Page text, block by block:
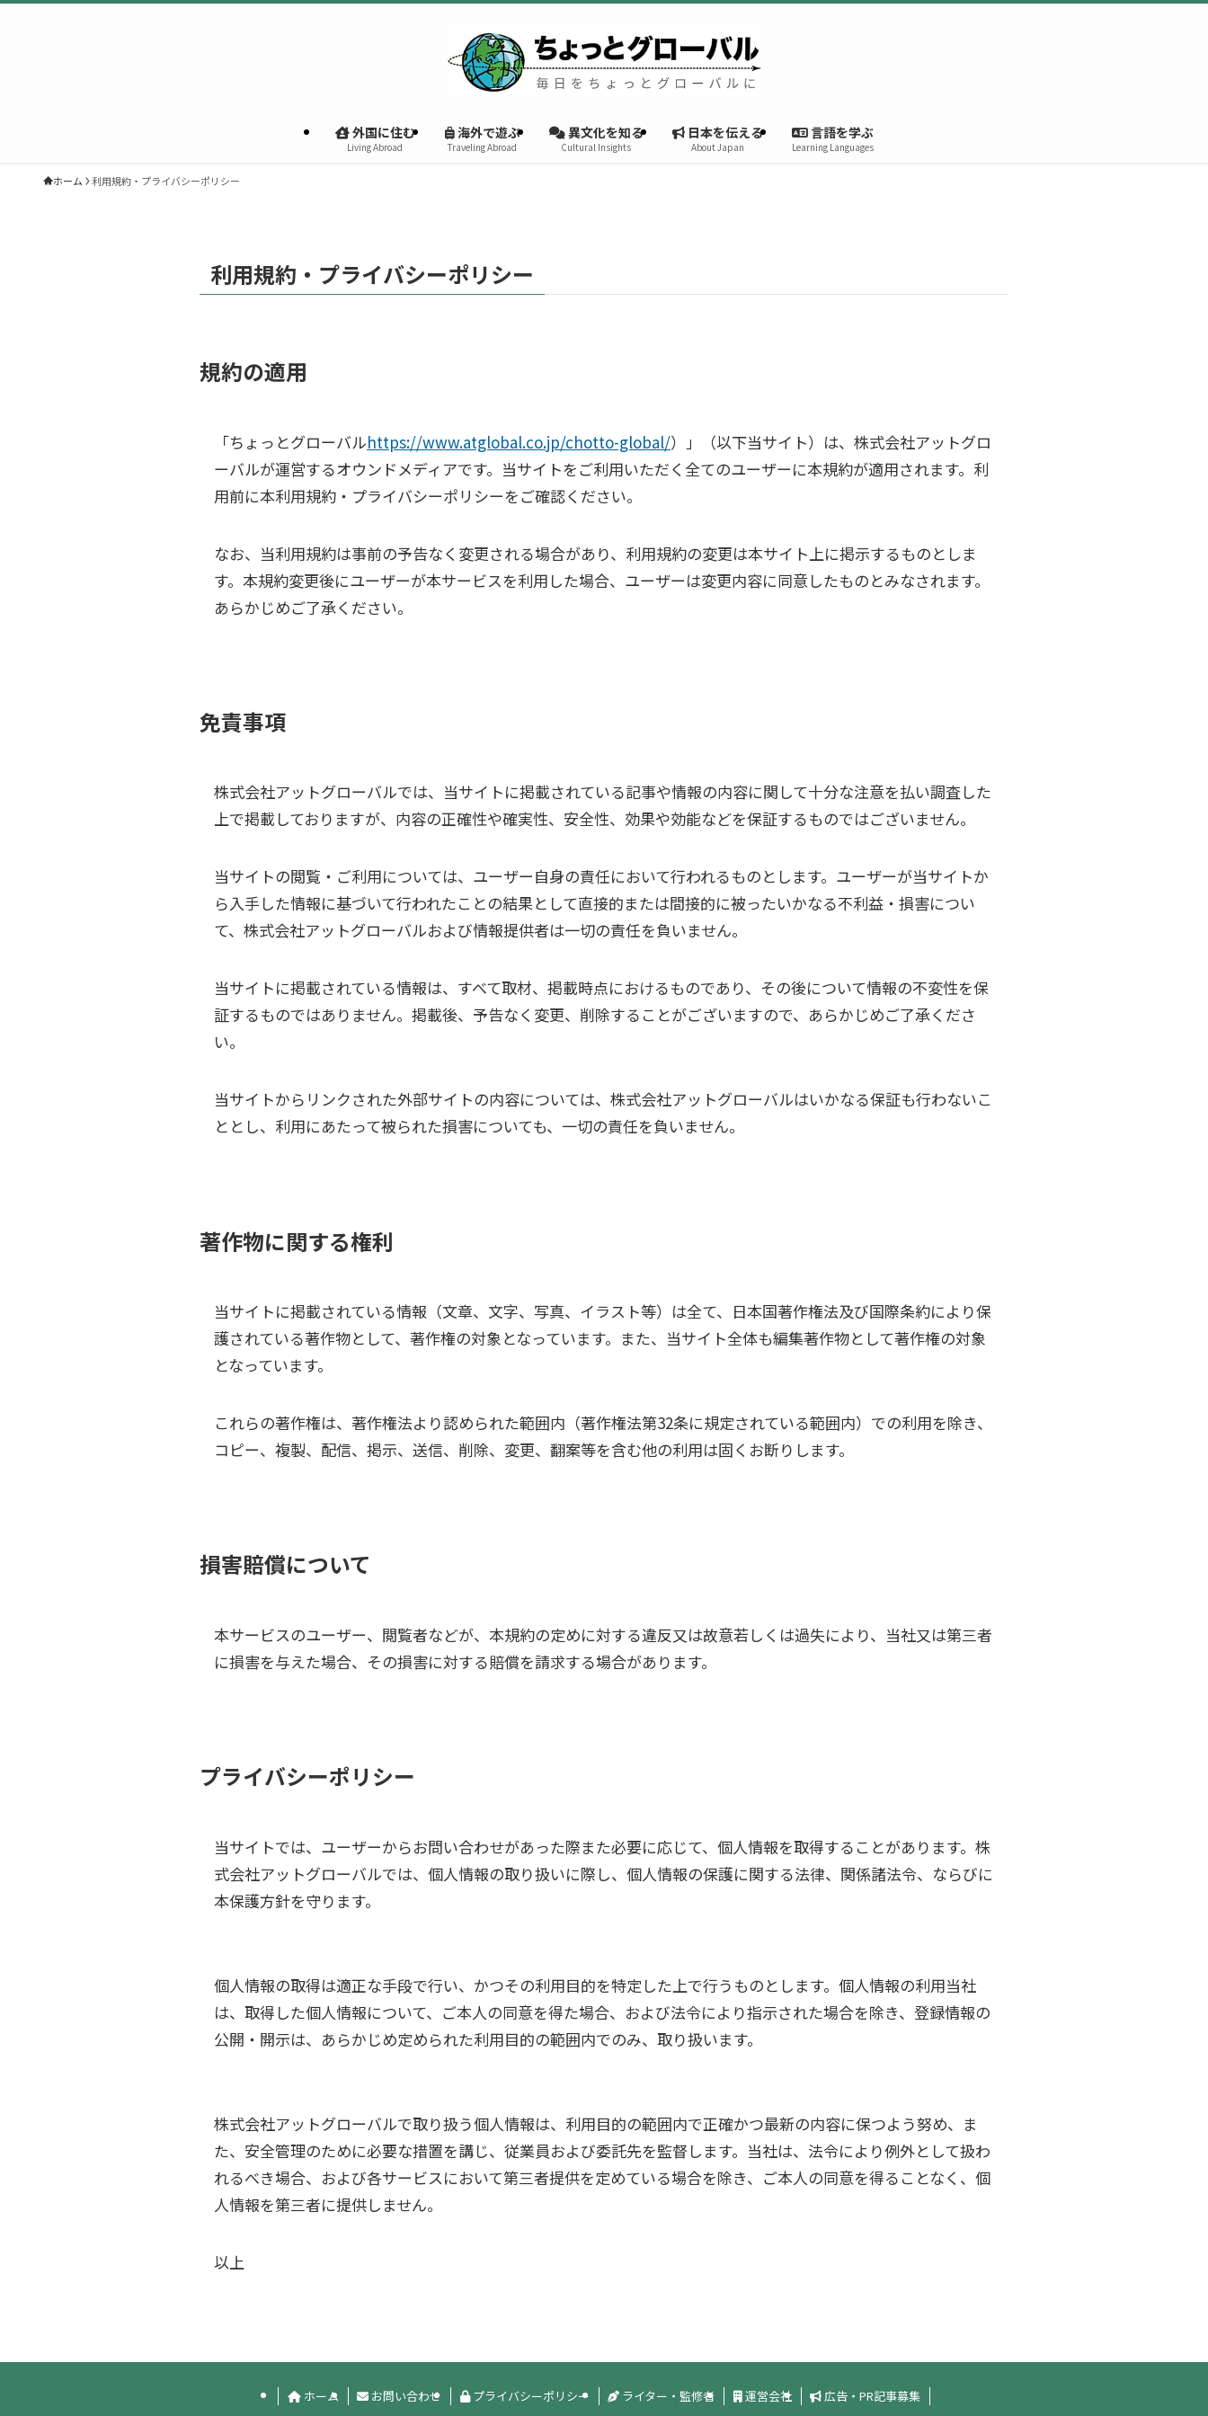
外国に住む
Living Abroad
海外で遊ぶ
Traveling Abroad
異文化を知る
Cultural Insights
日本を伝える
About Japan
言語を学ぶ
Learning Languages
ホーム 利用規約・プライバシーポリシー
利用規約・プライバシーポリシー
規約の適用
「ちょっとグローバルhttps://www.atglobal.co.jp/chotto-global/）」（以下当サイト）は、株式会社アットグロ
ーバルが運営するオウンドメディアです。当サイトをご利用いただく全てのユーザーに本規約が適用されます。利
用前に本利用規約・プライバシーポリシーをご確認ください。
なお、当利用規約は事前の予告なく変更される場合があり、利用規約の変更は本サイト上に掲示するものとしま
す。本規約変更後にユーザーが本サービスを利用した場合、ユーザーは変更内容に同意したものとみなされます。
あらかじめご了承ください。
免責事項
株式会社アットグローバルでは、当サイトに掲載されている記事や情報の内容に関して十分な注意を払い調査した
上で掲載しておりますが、内容の正確性や確実性、安全性、効果や効能などを保証するものではございません。
当サイトの閲覧・ご利用については、ユーザー自身の責任において行われるものとします。ユーザーが当サイトか
ら入手した情報に基づいて行われたことの結果として直接的または間接的に被ったいかなる不利益・損害につい
て、株式会社アットグローバルおよび情報提供者は一切の責任を負いません。
当サイトに掲載されている情報は、すべて取材、掲載時点におけるものであり、その後について情報の不変性を保
証するものではありません。掲載後、予告なく変更、削除することがございますので、あらかじめご了承くださ
い。
当サイトからリンクされた外部サイトの内容については、株式会社アットグローバルはいかなる保証も行わないこ
ととし、利用にあたって被られた損害についても、一切の責任を負いません。
著作物に関する権利
当サイトに掲載されている情報（文章、文字、写真、イラスト等）は全て、日本国著作権法及び国際条約により保
護されている著作物として、著作権の対象となっています。また、当サイト全体も編集著作物として著作権の対象
となっています。
これらの著作権は、著作権法より認められた範囲内（著作権法第32条に規定されている範囲内）での利用を除き、
コピー、複製、配信、掲示、送信、削除、変更、翻案等を含む他の利用は固くお断りします。
損害賠償について
本サービスのユーザー、閲覧者などが、本規約の定めに対する違反又は故意若しくは過失により、当社又は第三者
に損害を与えた場合、その損害に対する賠償を請求する場合があります。
プライバシーポリシー
当サイトでは、ユーザーからお問い合わせがあった際また必要に応じて、個人情報を取得することがあります。株
式会社アットグローバルでは、個人情報の取り扱いに際し、個人情報の保護に関する法律、関係諸法令、ならびに
本保護方針を守ります。
個人情報の取得は適正な手段で行い、かつその利用目的を特定した上で行うものとします。個人情報の利用当社
は、取得した個人情報について、ご本人の同意を得た場合、および法令により指示された場合を除き、登録情報の
公開・開示は、あらかじめ定められた利用目的の範囲内でのみ、取り扱います。
株式会社アットグローバルで取り扱う個人情報は、利用目的の範囲内で正確かつ最新の内容に保つよう努め、ま
た、安全管理のために必要な措置を講じ、従業員および委託先を監督します。当社は、法令により例外として扱わ
れるべき場合、および各サービスにおいて第三者提供を定めている場合を除き、ご本人の同意を得ることなく、個
人情報を第三者に提供しません。
以上
ホーム お問い合わせ プライバシーポリシー ライター・監修者 運営会社 広告・PR記事募集